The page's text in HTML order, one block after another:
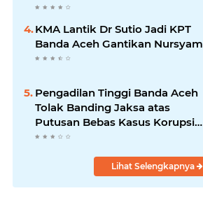
KMA Lantik Dr Sutio Jadi KPT
Banda Aceh Gantikan Nursyam
Pengadilan Tinggi Banda Aceh
Tolak Banding Jaksa atas
Putusan Bebas Kasus Korupsi
Wastafel
Lihat Selengkapnya